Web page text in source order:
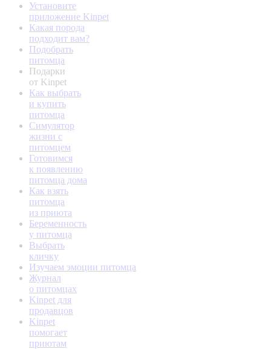
Установите
приложение Kinpet
Какая порода
подходит вам?
Подобрать
питомца
Подарки
от Kinpet
Как выбрать
и купить
питомца
Симулятор
жизни с
питомцем
Готовимся
к появлению
питомца дома
Как взять
питомца
из приюта
Беременность
у питомца
Выбрать
кличку
Изучаем эмоции питомца
Журнал
о питомцах
Kinpet для
продавцов
Kinpet
помогает
приютам